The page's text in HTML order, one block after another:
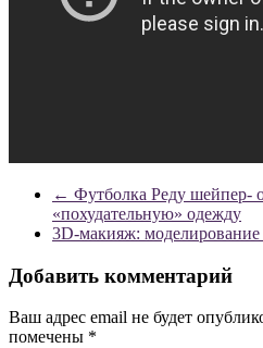
← Футболка Реду шейпер-
«похудательную» одежду
3D-макияж: моделирование
Добавить комментарий
Ваш адрес email не будет
помечены *